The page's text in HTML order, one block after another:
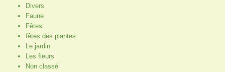
Divers
Faune
Fêtes
fêtes des plantes
Le jardin
Les fleurs
Non classé